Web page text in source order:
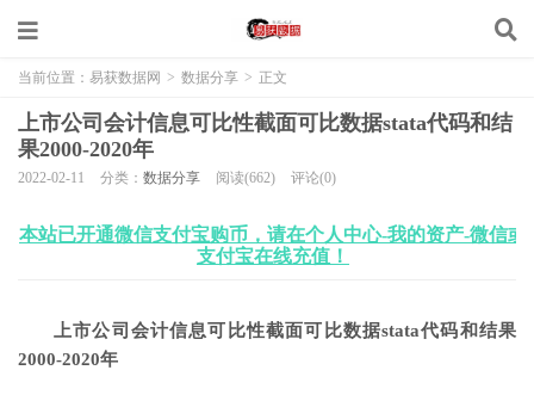
当前位置： 易获数据网 > 数据分享 > 正文
上市公司会计信息可比性截面可比数据stata代码和结
果2000-2020年
2022-02-11 分类： 数据分享 阅读(662) 评论(0)
本站已开通微信支付宝购币，请在个人中心-我的资产-微信或
支付宝在线充值！
上市公司会计信息可比性截面可比数据stata代码和结果
2000-2020年